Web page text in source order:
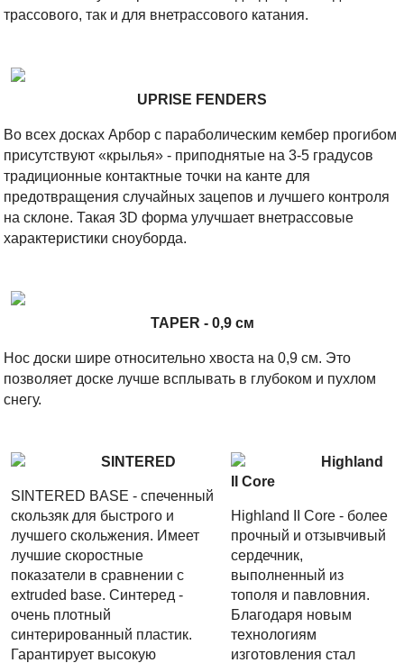
трассового, так и для внетрассового катания.
UPRISE FENDERS
Во всех досках Арбор с параболическим кембер прогибом
присутствуют «крылья» - приподнятые на 3-5 градусов
традиционные контактные точки на канте для
предотвращения случайных зацепов и лучшего контроля
на склоне. Такая 3D форма улучшает внетрассовые
характеристики сноуборда.
TAPER - 0,9 см
Нос доски шире относительно хвоста на 0,9 см. Это
позволяет доске лучше всплывать в глубоком и пухлом
снегу.
SINTERED
SINTERED BASE - спеченный
скользяк для быстрого и
лучшего скольжения. Имеет
лучшие скоростные
показатели в сравнении с
extruded base. Синтеред -
очень плотный
синтерированный пластик.
Гарантирует высокую
Highland
II Core
Highland II Core - более
прочный и отзывчивый
сердечник,
выполненный из
тополя и павловния.
Благодаря новым
технологиям
изготовления стал